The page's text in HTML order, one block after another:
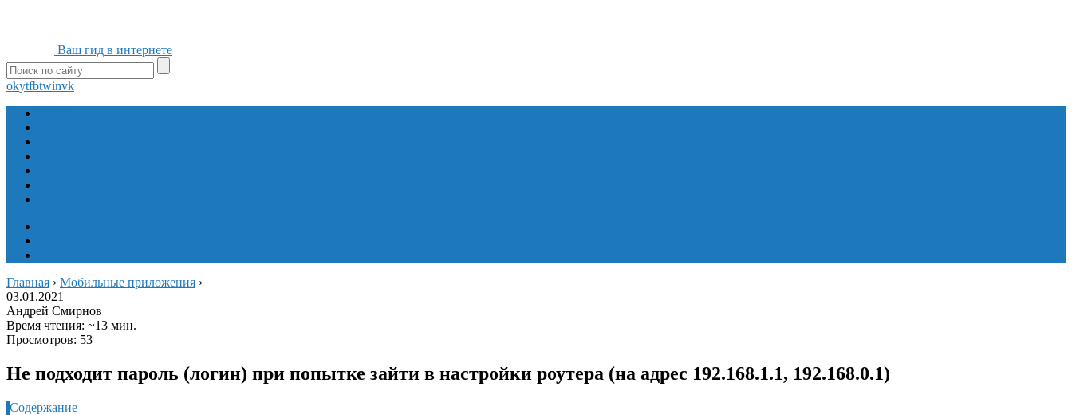
Ваш гид в интернете
okytfbtwinvk
Главная › Мобильные приложения ›
03.01.2021
Андрей Смирнов
Время чтения: ~13 мин.
Просмотров: 53
Не подходит пароль (логин) при попытке зайти в настройки роутера (на адрес 192.168.1.1, 192.168.0.1)
Содержание